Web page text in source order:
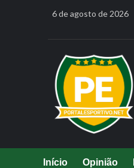
6 de agosto de 2026
Início Opinião